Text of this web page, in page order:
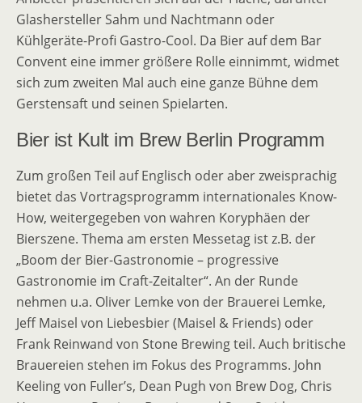
Glashersteller Sahm und Nachtmann oder
Kühlgeräte-Profi Gastro-Cool. Da Bier auf dem Bar
Convent eine immer größere Rolle einnimmt, widmet
sich zum zweiten Mal auch eine ganze Bühne dem
Gerstensaft und seinen Spielarten.
Bier ist Kult im Brew Berlin Programm
Zum großen Teil auf Englisch oder aber zweisprachig
bietet das Vortragsprogramm internationales Know-
How, weitergegeben von wahren Koryphäen der
Bierszene. Thema am ersten Messetag ist z.B. der
„Boom der Bier-Gastronomie – progressive
Gastronomie im Craft-Zeitalter“. An der Runde
nehmen u.a. Oliver Lemke von der Brauerei Lemke,
Jeff Maisel von Liebesbier (Maisel & Friends) oder
Frank Reinwand von Stone Brewing teil. Auch britische
Brauereien stehen im Fokus des Programms. John
Keeling von Fuller’s, Dean Pugh von Brew Dog, Chris